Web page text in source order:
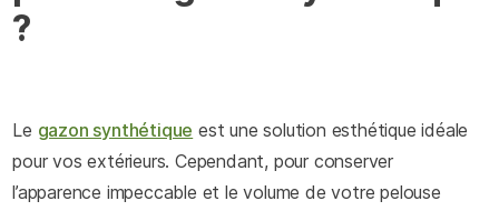
?
Le gazon synthétique est une solution esthétique idéale
pour vos extérieurs. Cependant, pour conserver
l’apparence impeccable et le volume de votre pelouse